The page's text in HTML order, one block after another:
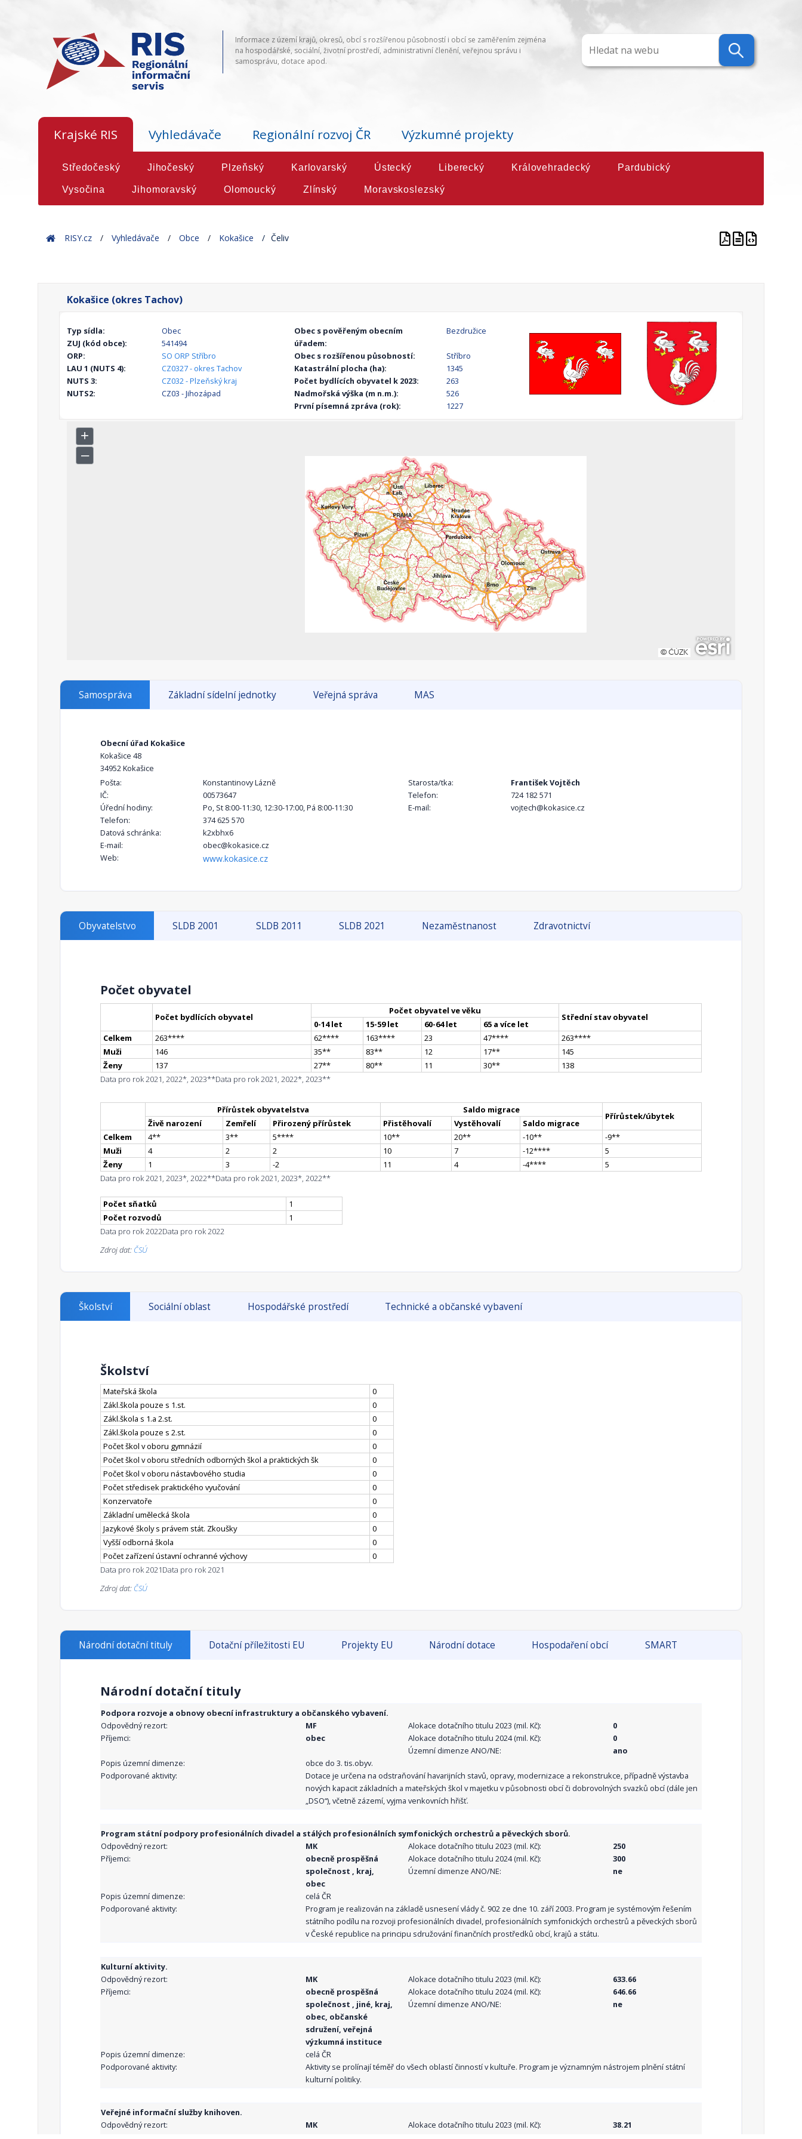
Informace z území krajů, okresů, obcí s rozšířenou působností i obcí se zaměřením zejména
na hospodářské, sociální, životní prostředí, administrativní členění, veřejnou správu i
samosprávu, dotace apod.
Krajské RIS Vyhledávače Regionální rozvoj ČR Výzkumné projekty
Středočeský Jihočeský Plzeňský Karlovarský Ústecký Liberecký Královehradecký Pardubický
Vysočina Jihomoravský Olomoucký Zlínský Moravskoslezský
HomeRISY.cz Vyhledávače Obce Kokašice Čeliv
Kokašice (okres Tachov)
Typ sídla:
Obec
ZUJ (kód obce):
541494
ORP:
SO ORP Stříbro
LAU 1 (NUTS 4):
CZ0327 - okres Tachov
NUTS 3:
CZ032 - Plzeňský kraj
NUTS2:
CZ03 - Jihozápad
Obec s pověřeným obecním
úřadem:
Bezdružice
Obec s rozšířenou působností:
Stříbro
Katastrální plocha (ha):
1345
Počet bydlících obyvatel k 2023:
263
Nadmořská výška (m n.m.):
526
První písemná zpráva (rok):
1227
Samospráva Základní sídelní jednotky Veřejná správa MAS
Obecní úřad Kokašice
Kokašice 48
34952 Kokašice
Pošta:
Konstantinovy Lázně
IČ:
00573647
Úřední hodiny:
Po, St 8:00-11:30, 12:30-17:00, Pá 8:00-11:30
Telefon:
374 625 570
Datová schránka:
k2xbhx6
E-mail:
obec@kokasice.cz
Web:
www.kokasice.cz
Starosta/tka:
František Vojtěch
Telefon:
724 182 571
E-mail:
vojtech@kokasice.cz
Obyvatelstvo SLDB 2001 SLDB 2011 SLDB 2021 Nezaměstnanost Zdravotnictví
Počet obyvatel
Počet bydlících obyvatel
Počet obyvatel ve věku
Střední stav obyvatel
0-14 let 15-59 let 60-64 let
65 a více let
Celkem
263**** 62**** 163**** 23 47**** 263****
Muži
146 35** 83** 12 17**
145
Ženy
137 27** 80** 11 30**
138
Data pro rok 2021, 2022*, 2023**Data pro rok 2021, 2022*, 2023**
Přírůstek obyvatelstva Saldo migrace
Přírůstek/úbytek
Živě narození Zemřelí Přirozený přírůstek Přistěhovalí Vystěhovalí
Saldo migrace
Celkem
4** 3** 5**** 10** 20** -10** -9**
Muži
4 2 2 10 7 -12****
5
Ženy
1 3 -2 11 4 -4****
5
Data pro rok 2021, 2023*, 2022**Data pro rok 2021, 2023*, 2022**
Počet sňatků
1
Počet rozvodů
1
Data pro rok 2022Data pro rok 2022
Zdroj dat: ČSÚ
Školství Sociální oblast Hospodářské prostředí Technické a občanské vybavení
Školství
Mateřská škola
0
Zákl.škola pouze s 1.st.
0
Zákl.škola s 1.a 2.st.
0
Zákl.škola pouze s 2.st.
0
Počet škol v oboru gymnázií
0
Počet škol v oboru středních odborných škol a praktických šk
0
Počet škol v oboru nástavbového studia
0
Počet středisek praktického vyučování
0
Konzervatoře
0
Základní umělecká škola
0
Jazykové školy s právem stát. Zkoušky
0
Vyšší odborná škola
0
Počet zařízení ústavní ochranné výchovy
0
Data pro rok 2021Data pro rok 2021
Zdroj dat: ČSÚ
Národní dotační tituly Dotační příležitosti EU Projekty EU Národní dotace Hospodaření obcí SMART
Národní dotační tituly
Podpora rozvoje a obnovy obecní infrastruktury a občanského vybavení.
Odpovědný rezort:
MF
Příjemci:
obec
Alokace dotačního titulu 2023 (mil. Kč):
0
Alokace dotačního titulu 2024 (mil. Kč):
0
Územní dimenze ANO/NE:
ano
Popis územní dimenze:
obce do 3. tis.obyv.
Podporované aktivity:
Dotace je určena na odstraňování havarijních stavů, opravy, modernizace a rekonstrukce, případně výstavba
nových kapacit základních a mateřských škol v majetku v působnosti obcí či dobrovolných svazků obcí (dále jen
„DSO“), včetně zázemí, vyjma venkovních hřišť.
Program státní podpory profesionálních divadel a stálých profesionálních symfonických orchestrů a pěveckých sborů.
Odpovědný rezort:
MK
Příjemci:
obecně prospěšná
společnost , kraj,
obec
Alokace dotačního titulu 2023 (mil. Kč):
250
Alokace dotačního titulu 2024 (mil. Kč):
300
Územní dimenze ANO/NE:
ne
Popis územní dimenze:
celá ČR
Podporované aktivity:
Program je realizován na základě usnesení vlády č. 902 ze dne 10. září 2003. Program je systémovým řešením
státního podílu na rozvoji profesionálních divadel, profesionálních symfonických orchestrů a pěveckých sborů
v České republice na principu sdružování finančních prostředků obcí, krajů a státu.
Kulturní aktivity.
Odpovědný rezort:
MK
Příjemci:
obecně prospěšná
společnost , jiné, kraj,
obec, občanské
sdružení, veřejná
výzkumná instituce
Alokace dotačního titulu 2023 (mil. Kč):
633.66
Alokace dotačního titulu 2024 (mil. Kč):
646.66
Územní dimenze ANO/NE:
ne
Popis územní dimenze:
celá ČR
Podporované aktivity:
Aktivity se prolínají téměř do všech oblastí činností v kultuře. Program je významným nástrojem plnění státní
kulturní politiky.
Veřejné informační služby knihoven.
Odpovědný rezort:
MK
Alokace dotačního titulu 2023 (mil. Kč):
38.21